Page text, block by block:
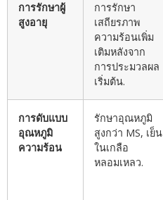
การรักษาผู้
สูงอายุ
การรักษา
เสถียรภาพ
ความร้อนเพิ่ม
เติมหลังจาก
การประมวลผล
เริ่มต้น.
การดับแบบ
อุณหภูมิ
ความร้อน
รักษาอุณหภูมิ
สูงกว่า MS, เย็น
ในเกลือ
หลอมเหลว.